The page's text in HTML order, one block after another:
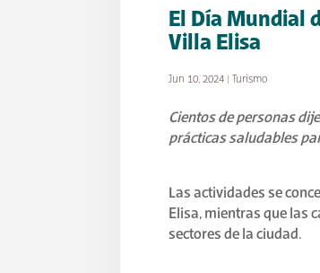
El Día Mundial
Villa Elisa
Jun 10, 2024 |Turismo
Cientos de personas
prácticas saludables
Las actividades se
Elisa, mientras que las
sectores de la ciudad.